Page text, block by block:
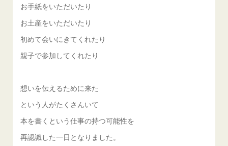
お手紙をいただいたり
お土産をいただいたり
初めて会いにきてくれたり
親子で参加してくれたり
想いを伝えるために来た
という人がたくさんいて
本を書くという仕事の持つ可能性を
再認識した一日となりました。